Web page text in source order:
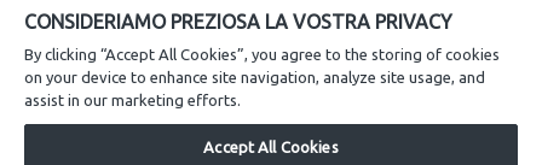
CONSIDERIAMO PREZIOSA LA VOSTRA PRIVACY
By clicking “Accept All Cookies”, you agree to the storing of cookies
on your device to enhance site navigation, analyze site usage, and
assist in our marketing efforts.
Accept All Cookies